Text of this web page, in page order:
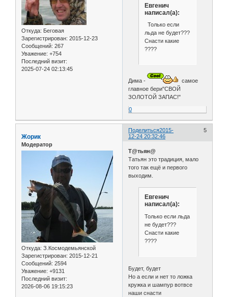
Откуда: Беговая
Зарегистрирован: 2015-12-23
Сообщений: 267
Уважение: +754
Последний визит:
2025-07-24 02:13:45
Евгенич
написал(а):
Только если
льда не будет???
Снасти какие
????
Дима -
самое
главное бери"СВОЙ
ЗОЛОТОЙ ЗАПАС!"
0
Поделиться 5
2015-
12-24 20:32:46
Жорик
Модератор
Откуда: З.Космодемьянской
Зарегистрирован: 2015-12-21
Сообщений: 2594
Уважение: +9131
Последний визит:
2026-08-06 19:15:23
Т@тьян@
Татьян это традиция, мало
того так ещё и первого
выходим.
Евгенич
написал(а):
Только если льда
не будет???
Снасти какие
????
Будет, будет
Но а если и нет то ложка
кружка и шампур вотвсе
наши снасти